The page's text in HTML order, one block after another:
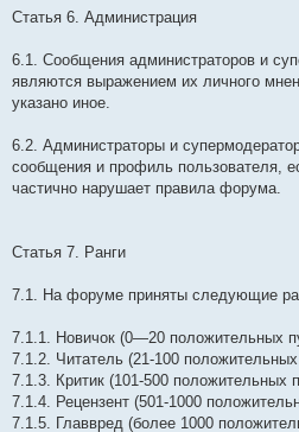
Статья 6. Администрация
6.1. Сообщения администраторов и
являются выражением их личного
указано иное.
6.2. Администраторы и
сообщения и профиль пользователя,
частично нарушает правила форума.
Статья 7. Ранги
7.1. На форуме приняты следующие
7.1.1. Новичок (0—20 положительных
7.1.2. Читатель (21-100 положительных
7.1.3. Критик (101-500 положительных
7.1.4. Рецензент (501-1000
7.1.5. Главвред (более 1000